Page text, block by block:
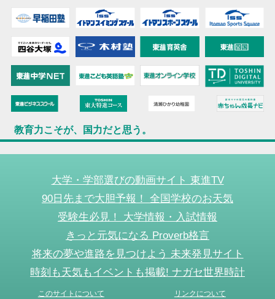
教育力こそが、国力だと思う。
大学・学部選びの動画サイト 東進TV
90日先まで大胆予報！ 全国学校のお天気
受験生必見！ 大学情報・入試情報
きっと元気になる Proverb格言
将来の夢や進路を見つけよう 未来発見サイト
時刻も天気もイベントも掲載! ナガセ世界時計
このサイトについて リンクについて